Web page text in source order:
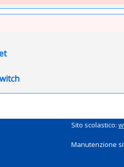
Sito scolastico:
Manutenzione